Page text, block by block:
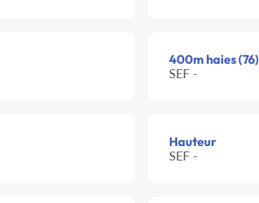
400m haies (76)
SEF -
Hauteur
SEF -